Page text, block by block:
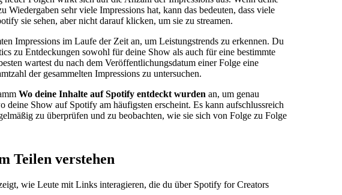
Wiedergaben sehr viele Impressions hat, kann das bedeuten, dass viele
sie sehen, aber nicht darauf klicken, um sie zu streamen.
Impressions im Laufe der Zeit an, um Leistungstrends zu erkennen. Du
zu Entdeckungen sowohl für deine Show als auch für eine bestimmte
wartest du nach dem Veröffentlichungsdatum einer Folge eine
der gesammelten Impressions zu untersuchen.
Wo deine Inhalte auf Spotify entdeckt wurden an, um genau
deine Show auf Spotify am häufigsten erscheint. Es kann aufschlussreich
zu überprüfen und zu beobachten, wie sie sich von Folge zu Folge
Teilen verstehen
wie Leute mit Links interagieren, die du über Spotify for Creators